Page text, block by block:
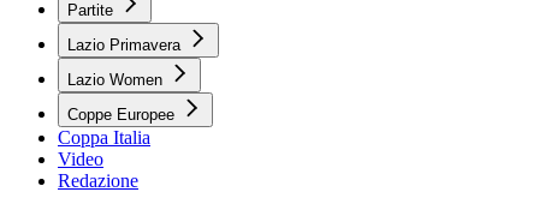
Partite
Lazio Primavera
Lazio Women
Coppe Europee
Coppa Italia
Video
Redazione